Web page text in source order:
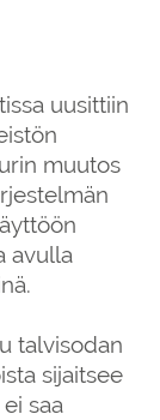
uusittiin
muutos
avulla
talvisodan
sijaitsee
saa